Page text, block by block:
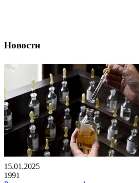
Новости
15.01.2025
1991